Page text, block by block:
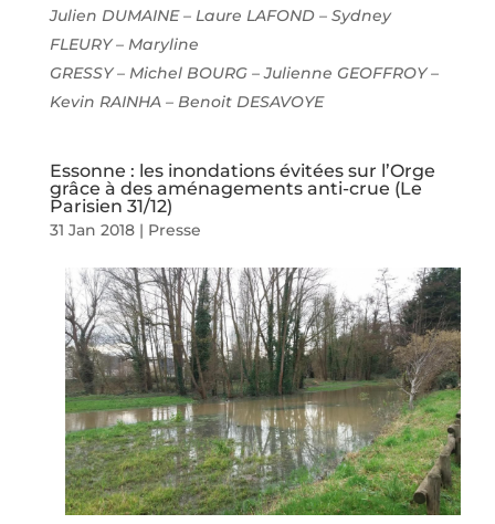
Julien DUMAINE – Laure LAFOND – Sydney
FLEURY – Maryline
GRESSY – Michel BOURG – Julienne GEOFFROY –
Kevin RAINHA – Benoit DESAVOYE
Essonne : les inondations évitées sur l’Orge
grâce à des aménagements anti-crue (Le
Parisien 31/12)
31 Jan 2018| Presse